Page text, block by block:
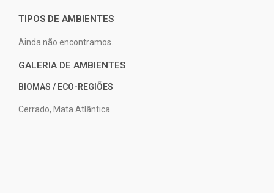
TIPOS DE AMBIENTES
Ainda não encontramos.
GALERIA DE AMBIENTES
BIOMAS / ECO-REGIÕES
Cerrado, Mata Atlântica